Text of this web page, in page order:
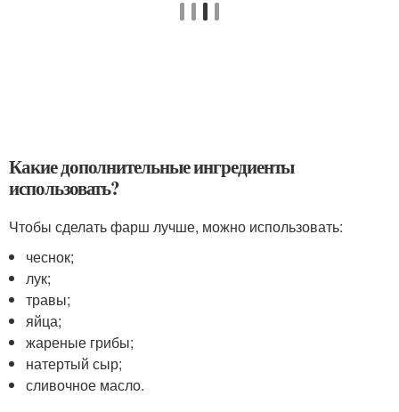
Какие дополнительные ингредиенты
использовать?
Чтобы сделать фарш лучше, можно использовать:
чеснок;
лук;
травы;
яйца;
жареные грибы;
натертый сыр;
сливочное масло.